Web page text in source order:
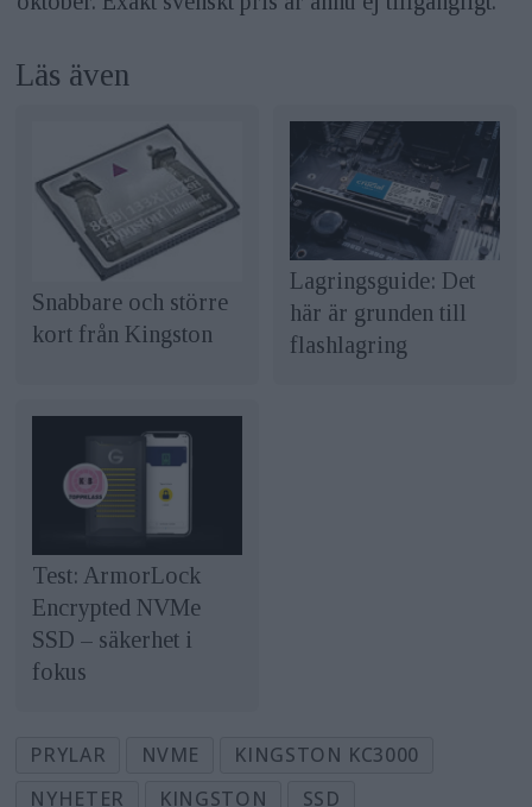
Läs även
Snabbare och större
kort från Kingston
Lagringsguide: Det
här är grunden till
flashlagring
Test: ArmorLock
Encrypted NVMe
SSD – säkerhet i
fokus
PRYLAR NVME
KINGSTON KC3000
NYHETER
KINGSTON SSD